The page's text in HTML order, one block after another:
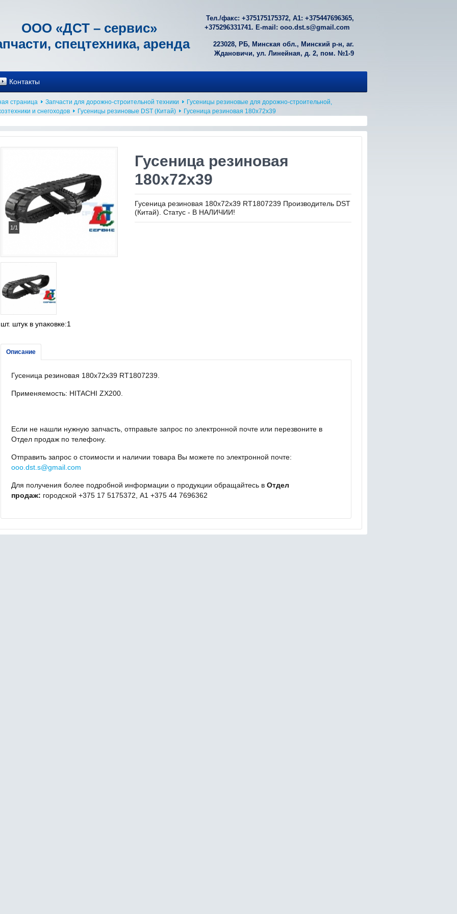
Контакты
Тел./факс: +375175175372, А1: +375447696365,
+375296331741. E-mail: ooo.dst.s@gmail.com
223028, РБ, Минская обл., Минский р-н, аг.
Ждановичи, ул. Линейная, д. 2, пом. №1-9
ООО «ДСТ – сервис»
спецтехника, аренда
страница Запчасти для дорожно-строительной техники
Гусеницы резиновые для дорожно-строительной,
и снегоходов
Гусеницы резиновые DST (Китай) Гусеница резиновая 180х72х39
Гусеница резиновая
180х72х39
Гусеница резиновая 180х72х39 RT1807239 Производитель DST
(Китай). Статус - В НАЛИЧИИ!
1/1
шт. штук в упаковке:1
Описание
Гусеница резиновая 180х72х39 RT1807239.
Применяемость: HITACHI ZX200.
Если не нашли нужную запчасть, отправьте запрос по электронной почте или перезвоните в
Отдел продаж по телефону.
Отправить запрос о стоимости и наличии товара Вы можете по электронной почте:
ooo.dst.s@gmail.com
Для получения более подробной информации о продукции обращайтесь в Отдел
продаж: городской +375 17 5175372, А1 +375 44 7696362